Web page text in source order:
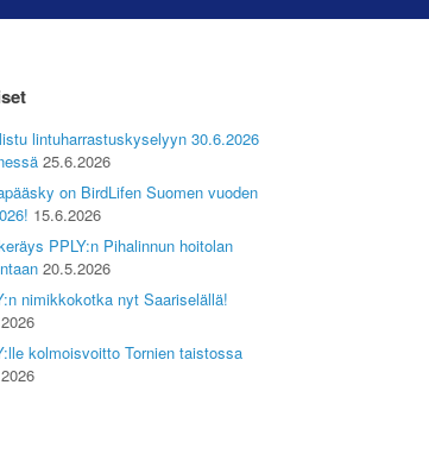
lintuharrastuskyselyyn 30.6.2026
25.6.2026
on BirdLifen Suomen vuoden
15.6.2026
PPLY:n Pihalinnun hoitolan
20.5.2026
nimikkokotka nyt Saariselällä!
kolmoisvoitto Tornien taistossa